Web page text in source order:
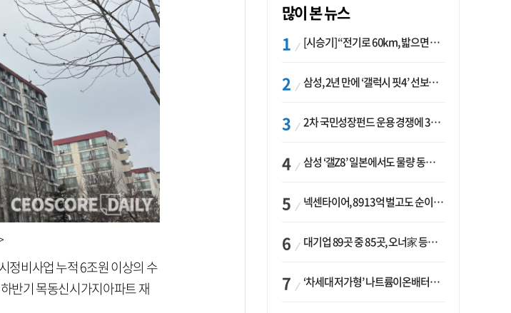
정비사업 누적 6조원 이상의 수
반기 목동신시가지아파트 재
많이 본 뉴스
[시승기] “전기로 60km, 밟으면 462마력”…볼보 XC60 T8의 두 얼굴
삼성, 2년 만에 ‘갤럭시 핏4’ 선보이나…웨어러블 생태계 확장 ‘시동’
2차 국민성장펀드 운용 경쟁에 33개사 몰렸다…신한·하나 등 새 얼굴 대거 합류
삼성 ‘갤Z8’ 일본에서도 물량 동났다…애플 참전 앞두고 선두 수성 ‘시험대’
넥센타이어, 8913억 벌고도 순이익 2억…유럽 세부담에 이익 증발
대기업 89곳 중 85곳, 오너家 등기임원 겸직…BS 46곳·SM 45곳 ‘족벌경영’ 고착화
‘차세대 저가형’ 나트륨이온배터리 시대 오나…LG화학·에코프로, 상용화 속도낸다